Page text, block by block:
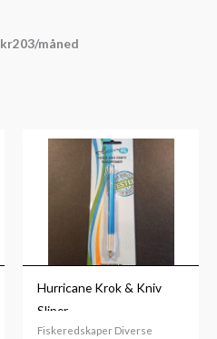
kr203/måned
Hurricane Krok & Kniv
Sliper
Fiskeredskaper Diverse